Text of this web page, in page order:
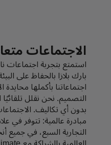
الاجتماعات
استمتع بتجربة اجتماعات
بارك بلازا بالحفاظ على
اجتماعاتنا بأكملها
التصميم. نحن نقلل
بدون أي تكاليف.
مبادرة عالمية: تتوفر في
التجارية السبع، في جميع